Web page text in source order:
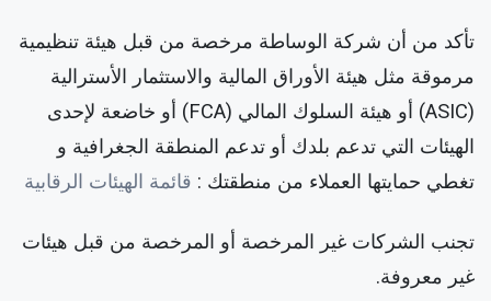
تأكد من أن شركة الوساطة مرخصة من قبل هيئة تنظيمية
مرموقة مثل هيئة الأوراق المالية والاستثمار الأسترالية
(ASIC) أو هيئة السلوك المالي (FCA) أو خاضعة لإحدى
الهيئات التي تدعم بلدك أو تدعم المنطقة الجغرافية و
تغطي حمايتها العملاء من منطقتك : قائمة الهيئات الرقابية
تجنب الشركات غير المرخصة أو المرخصة من قبل هيئات
غير معروفة.